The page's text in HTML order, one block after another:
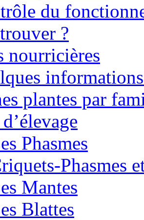
du
?
nourricières
plantes par
Phasmes
Phasmes
Mantes
Blattes